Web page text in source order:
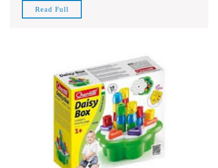
spelen
Read Full
Full